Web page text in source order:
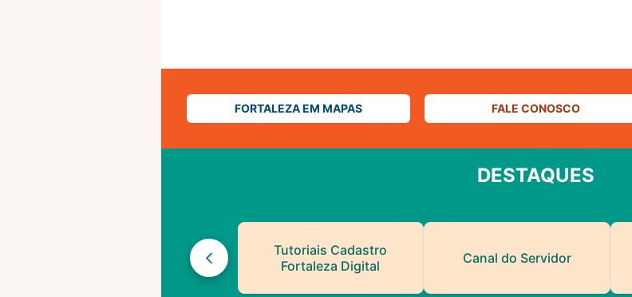
FORTALEZA EM MAPAS FALE CONOSCO
DESTAQUES
Tutoriais Cadastro
Fortaleza Digital
Canal do Servidor